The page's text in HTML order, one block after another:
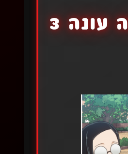
קאגויה סאמה: אהבה היא מלחמה עונה 3